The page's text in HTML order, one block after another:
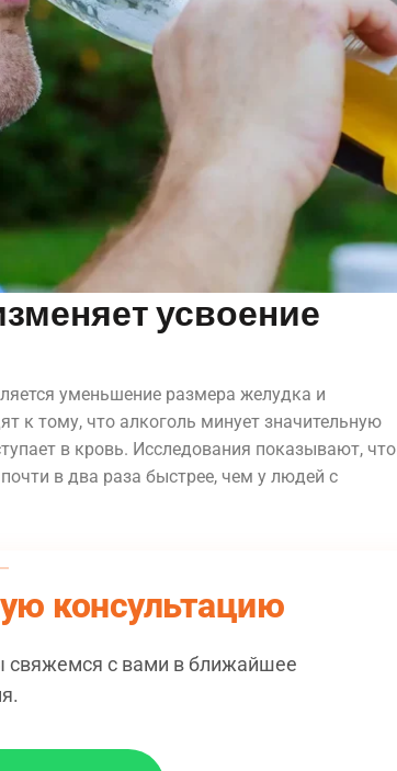
усвоение
уменьшение размера желудка и
к тому, что алкоголь минует значительную
в кровь. Исследования показывают, что
в два раза быстрее, чем у людей с
консультацию
свяжемся с вами в ближайшее